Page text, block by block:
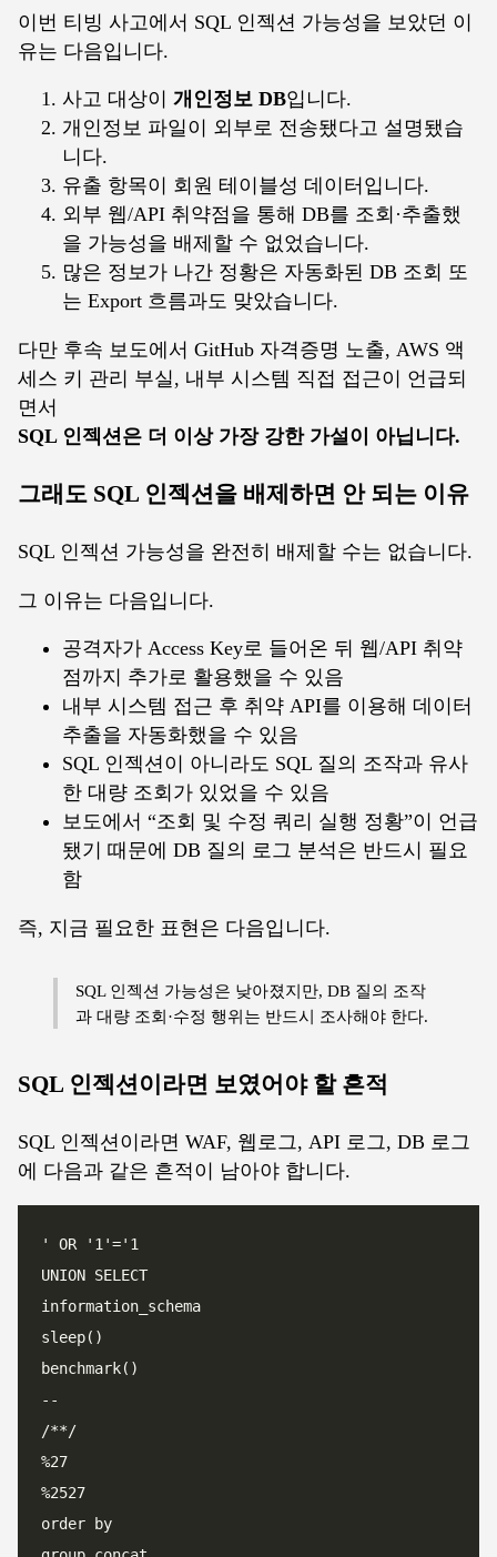
이번 티빙 사고에서 SQL 인젝션 가능성을 보았던 이
유는 다음입니다.
사고 대상이 개인정보 DB입니다.
개인정보 파일이 외부로 전송됐다고 설명됐습
니다.
유출 항목이 회원 테이블성 데이터입니다.
외부 웹/API 취약점을 통해 DB를 조회·추출했
을 가능성을 배제할 수 없었습니다.
많은 정보가 나간 정황은 자동화된 DB 조회 또
는 Export 흐름과도 맞았습니다.
다만 후속 보도에서 GitHub 자격증명 노출, AWS 액
세스 키 관리 부실, 내부 시스템 직접 접근이 언급되
면서
SQL 인젝션은 더 이상 가장 강한 가설이 아닙니다.
그래도 SQL 인젝션을 배제하면 안 되는 이유
SQL 인젝션 가능성을 완전히 배제할 수는 없습니다.
그 이유는 다음입니다.
공격자가 Access Key로 들어온 뒤 웹/API 취약
점까지 추가로 활용했을 수 있음
내부 시스템 접근 후 취약 API를 이용해 데이터
추출을 자동화했을 수 있음
SQL 인젝션이 아니라도 SQL 질의 조작과 유사
한 대량 조회가 있었을 수 있음
보도에서 “조회 및 수정 쿼리 실행 정황”이 언급
됐기 때문에 DB 질의 로그 분석은 반드시 필요
함
즉, 지금 필요한 표현은 다음입니다.
SQL 인젝션 가능성은 낮아졌지만, DB 질의 조작
과 대량 조회·수정 행위는 반드시 조사해야 한다.
SQL 인젝션이라면 보였어야 할 흔적
SQL 인젝션이라면 WAF, 웹로그, API 로그, DB 로그
에 다음과 같은 흔적이 남아야 합니다.